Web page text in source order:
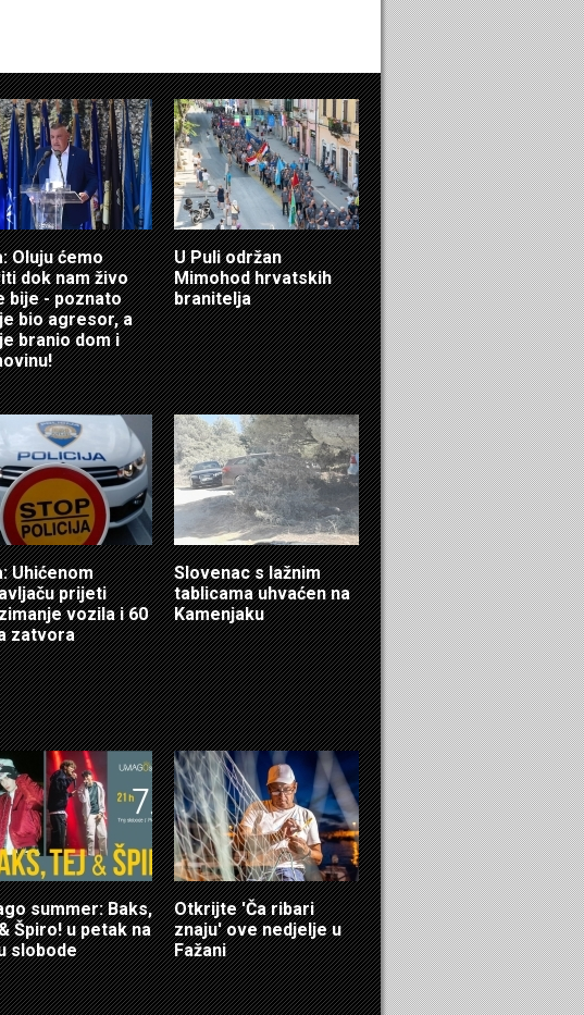
Oluju ćemo
dok nam živo
bije - poznato
bio agresor, a
branio dom i
U Puli održan
Mimohod hrvatskih
branitelja
Uhićenom
prijeti
vozila i 60
zatvora
Slovenac s lažnim
tablicama uhvaćen na
Kamenjaku
summer: Baks,
Špiro! u petak na
slobode
Otkrijte 'Ča ribari
znaju' ove nedjelje u
Fažani